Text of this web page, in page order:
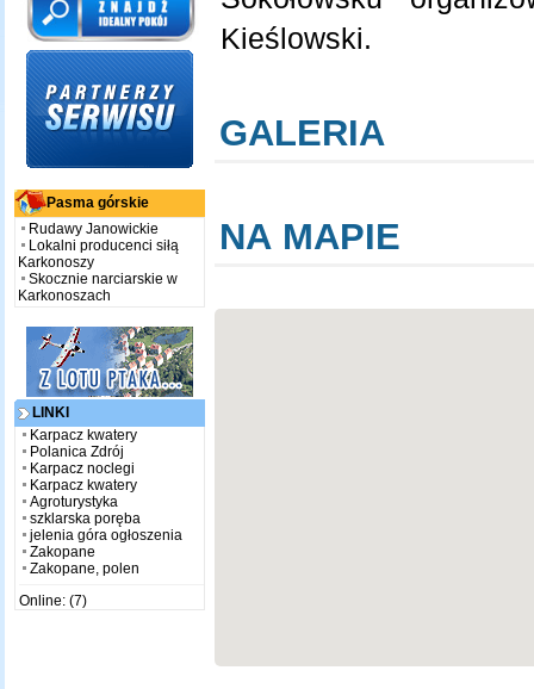
Pasma górskie
Rudawy Janowickie
Lokalni producenci siłą
Karkonoszy
Skocznie narciarskie w
Karkonoszach
LINKI
Karpacz kwatery
Polanica Zdrój
Karpacz noclegi
Karpacz kwatery
Agroturystyka
szklarska poręba
jelenia góra ogłoszenia
Zakopane
Zakopane, polen
Online: (7)
Kieślowski.
GALERIA
NA MAPIE